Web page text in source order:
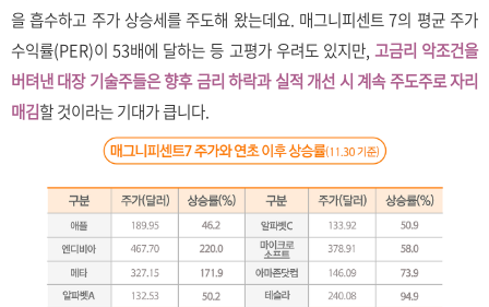
을 흡수하고 주가 상승세를 주도해 왔는데요. 매그니피센트 7의 평균 주가
수익률(PER)이 53배에 달하는 등 고평가 우려도 있지만, 고금리 악조건을
버텨낸 대장 기술주들은 향후 금리 하락과 실적 개선 시 계속 주도주로 자리
매김할 것이라는 기대가 큽니다.